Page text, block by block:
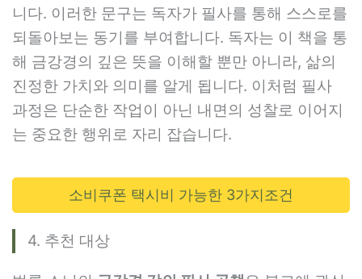
니다. 이러한 문구는 독자가 필사를 통해 스스로를
되돌아보는 동기를 부여합니다. 독자는 이 책을 통
해 금강경의 깊은 뜻을 이해할 뿐만 아니라, 삶의
진정한 가치와 의미를 알게 됩니다. 이처럼 필사
과정은 단순한 작업이 아닌 내면의 성찰로 이어지
는 중요한 행위로 자리 잡습니다.
소비쿠폰 택시비 가능한 3가지조건
4. 추천 대상